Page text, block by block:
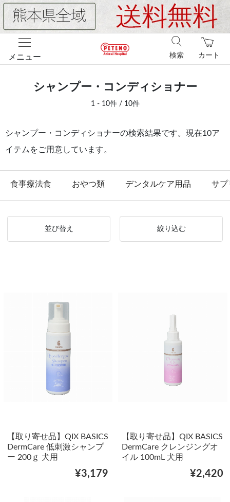
メニュー カート
検索
シャンプー・コンディショナー
1 - 10件 / 10件
シャンプー・コンディショナーの検索結果です。現在10ア
イテムをご用意しています。
食事療法食 おやつ類 デンタルケア用品 サプ
並び替え 絞り込む
【取り寄せ品】QIX BASICS
DermCare 低刺激シャンプ
ー 200ｇ 犬用
¥3,179
【取り寄せ品】QIX BASICS
DermCare クレンジングオ
イル 100mL 犬用
¥2,420